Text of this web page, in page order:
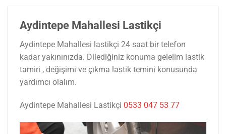
Aydintepe Mahallesi Lastikçi
Aydintepe Mahallesi lastikçi 24 saat bir telefon
kadar yakınınızda. Dilediğiniz konuma gelelim lastik
tamiri , değişimi ve çıkma lastik temini konusunda
yardımcı olalım.
Aydintepe Mahallesi Lastikçi 0533 047 53 77